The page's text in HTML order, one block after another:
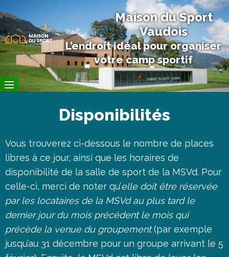
Maison du Sport
Vaudois
L’endroit idéal pour organiser
votre camp sportif
Disponibilités
Vous trouverez ci-dessous le nombre de places
libres à ce jour, ainsi que les horaires de
disponibilité de la salle de sport de la MSVd. Pour
celle-ci, merci de noter qu’elle doit être réservée
par les locataires de la MSVd au plus tard le
dernier jour du mois précédent le mois qui
précède la venue du groupement(par exemple
jusqu’au 31 décembre pour un groupe arrivant le 5